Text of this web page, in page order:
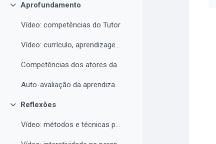
Contrair
Aprofundamento
Vídeo: competências do Tutor
Vídeo: currículo, aprendizagem e docência para EAD
Competências dos atores da educação a distância professor, tutor e aluno
Auto-avaliação da aprendizagem
Contrair
Reflexões
Vídeo: métodos e técnicas para EAD